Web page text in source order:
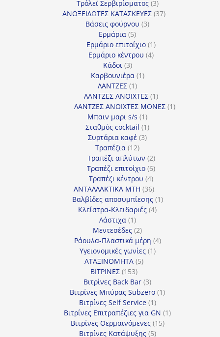
προϊόντα
Τρόλεϊ Σερβιρίσματος 33
προϊόντα
ΑΝΟΞΕΙΔΩΤΕΣ ΚΑΤΑΣΚΕΥΕΣ 3737
Βάσεις φούρνου 33
Ερμάρια 55
προϊόντα
Ερμάριο επιτοίχιο 11
προϊόν
Ερμάριο κέντρου 44
Κάδοι 33
προϊόντα
Καρβουνιέρα 11
ΛΑΝΤΖΕΣ 11
προϊόν
ΛΑΝΤΖΕΣ ΑΝΟΙΧΤΕΣ 11
προϊόν
ΛΑΝΤΖΕΣ ΑΝΟΙΧΤΕΣ ΜΟΝΕΣ 11
Μπαιν μαρι s/s 11
προϊόν
Σταθμός cocktail 11
Συρτάρια καφέ 33
Τραπέζια 1212
προϊόντα
Τραπέζι απλύτων 22
προϊόντα
Τραπέζι επιτοίχιο 66
προϊόντα
Τραπέζι κέντρου 44
προϊόντα
ΑΝΤΑΛΛΑΚΤΙΚΑ MTH 3636
προϊόντα
Βαλβίδες αποσυμπίεσης 11
Κλείστρα-Κλειδαριές 44
Λάστιχα 11
προϊόν
Μεντεσέδες 22
προϊόντα
Ράουλα-Πλαστικά μέρη 44
Υγειονομικές γωνίες 11
ΑΤΑΞΙΝΟΜΗΤΑ 55
ΒΙΤΡΙΝΕΣ 153153
προϊόντα
Βιτρίνες Back Bar 33
προϊόντα
Βιτρίνες Mπύρας Subzero 11
Βιτρίνες Self Service 11
προϊόν
Βιτρίνες Επιτραπέζιες για GN 11
Βιτρίνες Θερμαινόμενες 1515
Βιτρίνες Κατάψυξης 55